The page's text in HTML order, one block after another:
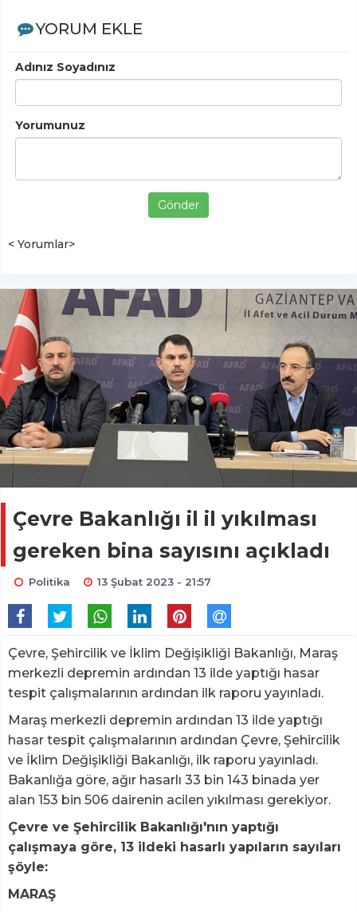
YORUM EKLE
Adınız Soyadınız
Yorumunuz
Gönder
< Yorumlar>
Çevre Bakanlığı il il yıkılması
gereken bina sayısını açıkladı
Politika 13 Şubat 2023 - 21:57
Çevre, Şehircilik ve İklim Değişikliği Bakanlığı, Maraş
merkezli depremin ardından 13 ilde yaptığı hasar
tespit çalışmalarının ardından ilk raporu yayınladı.
Maraş merkezli depremin ardından 13 ilde yaptığı
hasar tespit çalışmalarının ardından Çevre, Şehircilik
ve İklim Değişikliği Bakanlığı, ilk raporu yayınladı.
Bakanlığa göre, ağır hasarlı 33 bin 143 binada yer
alan 153 bin 506 dairenin acilen yıkılması gerekiyor.
Çevre ve Şehircilik Bakanlığı'nın yaptığı
çalışmaya göre, 13 ildeki hasarlı yapıların sayıları
şöyle:
MARAŞ